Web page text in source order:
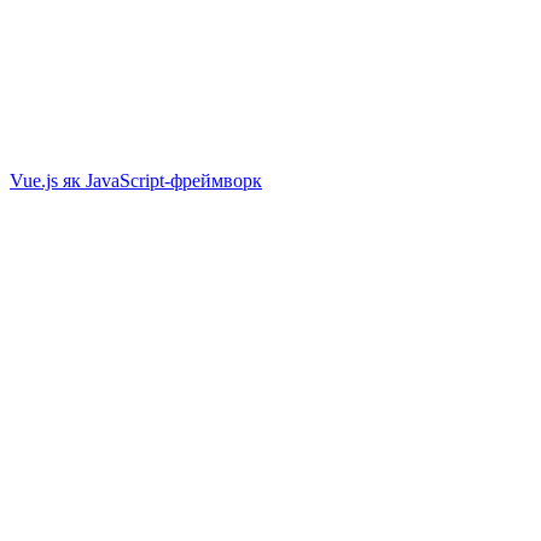
Vue.js як JavaScript-фреймворк